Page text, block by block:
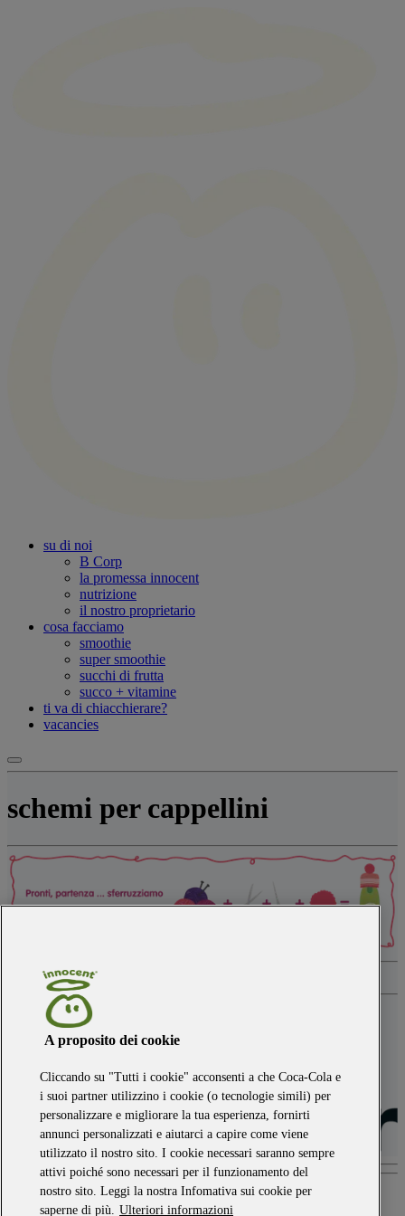
su di noi
B Corp
la promessa innocent
nutrizione
il nostro proprietario
cosa facciamo
smoothie
super smoothie
succhi di frutta
succo + vitamine
ti va di chiacchierare?
vacancies
schemi per cappellini
scarica la guida
Torna su
A proposito dei cookie
Cliccando su "Tutti i cookie" acconsenti a che Coca-Cola e
i suoi partner utilizzino i cookie (o tecnologie simili) per
personalizzare e migliorare la tua esperienza, fornirti
annunci personalizzati e aiutarci a capire come viene
utilizzato il nostro sito. I cookie necessari saranno sempre
attivi poiché sono necessari per il funzionamento del
nostro sito. Leggi la nostra Infomativa sui cookie per
saperne di più. Ulteriori informazioni